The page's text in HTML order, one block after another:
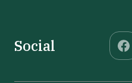
Social